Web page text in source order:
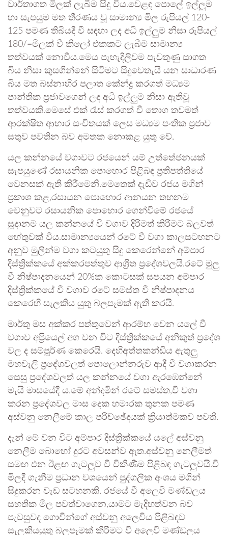
වාර්තාගත මිලක් ලැබීම සිදු විය.වෙළඳ පොලේ ඉල්ලුම
හා සැපයුම මත තීරණය වූ සාමාන්‍ය මිල රුපියල් 120-
125 පමණ තිබියදී වී සඳහා ලද අධි ඉල්ලුම නිසා රුපියල්
180/=මිලක් වී කිලෝ එකකට ලැබීම සාමාන්‍ය
තත්වයක් නොවීය.මෙය පැහැදිලිවම පැවතුණු සාගත
බිය නිසා කුසගින්නේ සිටීමට සිදුවෙතැයි යන සාධාරණ
බිය මත බස්නාහිර පලාත කේන්ද්‍ර කරගත් මධ්‍යම
පාන්තික ප්‍රජාවගෙන් ලද අධි ඉල්ලුම නිසා ඇතිවූ
තත්වයකි.මෙසේ එක්‍ රැස් කරගත් වී තොග තවමත්
ආරක්ෂිත ආහාර සංචිතයක් ලෙස මධ්‍යම පංතික ප්‍රජාව
සතුව පවතින බව අමතක නොකළ යුතු වේ.
යල කන්නයේ වගාවට රජයෙන් යම් උත්තේජනයක්
සැපයුණේ රසායනික පොහොර පිළිබඳ ප්‍රතිපත්තියේ
වෙනසක් ඇති කිරීමෙනි.මෙතෙක් දැඩිව රජය මගින්
ප්‍රකාශ කළ,රසායන පොහොර ආනයන තහනම
වෙනුවට රසායනික පොහොර ගෙන්වීමේ රජයේ
සූදානම යල කන්නයේ වී වගාව දිරිමත් කිරීමට බලවත්
හේතුවක් විය.සාමාන්‍යයෙන් රටේ වී වගා කාලසටහනට
අනුව මුලින්ම වගා කටයුතු සිදු කෙරෙන්නේ අම්පාර
දිස්ත්‍රික්කයේ අක්කරපත්තුව ආශ්‍රිත ප්‍රදේශවලයි.රටේ මුලු
වී නිෂ්පාදනයෙන් 20%ක කොටසක් සපයන අම්පාර
දිස්ත්‍රික්කයේ වී වගාව රටේ සමස්ත වී නිෂ්පාදනය
කෙරෙහි සැලකිය යුතු බලපෑමක් ඇති කරයි.
මාර්තු මස අක්කර පත්තුවෙන් ආරම්භ වෙන යලේ වී
වගාව අප්‍රියෙල් අග වන විට දිස්ත්‍රික්කයේ අනිකුත් ප්‍රදේශ
වල ද සම්පූර්ණ කෙරෙයි. දෙහිඅත්තකන්ඩිය ඇතුලු
මහවැලි ප්‍රදේශවලත් පොලොන්නරුව ආදී වී වගාකරන
සෙසු ප්‍රදේශවලත් යල කන්නයේ වගා ඇරඹෙන්නේ
මැයි මාසයේදී ය.මේ අන්දමින් රටේ සමස්ත,වී වගා
කරන ප්‍රදේශවල මාස දෙක හමාරක තුනක පමණ
අස්වනු නෙලීමේ කාල පරිච්ඡේදයක් ක්‍රියාත්මකව පවතී.
දැන් මේ වන විට අම්පාර දිස්ත්‍රික්කයේ යලේ අස්වනු
නෙලීම බොහෝ දුරට අවසන්ව ඇත.අස්වනු නෙලීමත්
සමඟ එන ඊළඟ ගැටලුව වී විකිණීම පිළිබඳ ගැටලුවයි.වී
මිලදී ගැනීම ප්‍රධාන වශයෙන් පුද්ගලික අංශය මගින්
සිදුකරන වැඩ සටහනකි. රජයේ වී අලෙවි මණ්ඩලය
සහතික මිල පවත්වාගෙන,යාමට මැදිහත්වන බව
පැවසුවද ගොවීන්ගේ අස්වනු අලෙවිය පිළිබඳව
සැලකියයුතු බලපෑමක් කිරීමට වී අලෙවි මණ්ඩලය